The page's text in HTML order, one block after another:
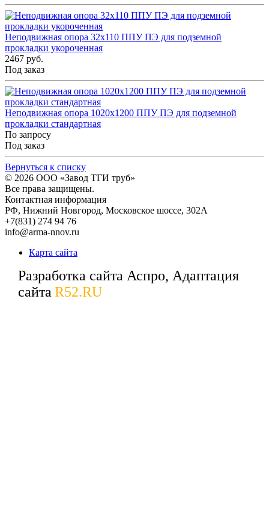
Неподвижная опора 32x110 ППУ ПЭ для подземной
прокладки укороченная
2467 руб.
Под заказ
Неподвижная опора 1020x1200 ППУ ПЭ для подземной
прокладки стандартная
По запросу
Под заказ
Вернуться к списку
© 2026 ООО «Завод ТГИ труб»
Все права защищены.
Контактная информация
РФ, Нижний Новгород, Московское шоссе, 302А
+7(831) 274 94 76
info@arma-nnov.ru
Карта сайта
Разработка сайта Аспро, Адаптация
сайта R52.RU